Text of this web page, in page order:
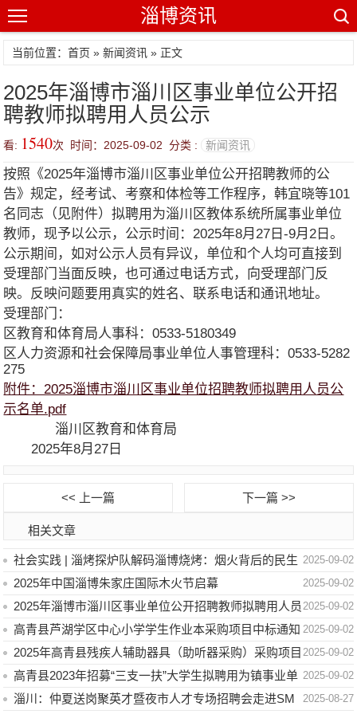
淄博资讯
当前位置：首页 »新闻资讯 » 正文
2025年淄博市淄川区事业单位公开招
聘教师拟聘用人员公示
看: 1540次 时间：2025-09-02 分类 : 新闻资讯
按照《2025年淄博市淄川区事业单位公开招聘教师的公
告》规定，经考试、考察和体检等工作程序，韩宜晓等101
名同志（见附件）拟聘用为淄川区教体系统所属事业单位
教师，现予以公示，公示时间：2025年8月27日-9月2日。
公示期间，如对公示人员有异议，单位和个人均可直接到
受理部门当面反映，也可通过电话方式，向受理部门反
映。反映问题要用真实的姓名、联系电话和通讯地址。
受理部门：
区教育和体育局人事科：0533-5180349
区人力资源和社会保障局事业单位人事管理科：0533-5282
275
附件：2025淄博市淄川区事业单位招聘教师拟聘用人员公
示名单.pdf
淄川区教育和体育局
2025年8月27日
<< 上一篇 下一篇 >>
相关文章
2025-09-02
社会实践 | 淄烤探炉队解码淄博烧烤：烟火背后的民生
密码
2025-09-02
2025年中国淄博朱家庄国际木火节启幕
2025-09-02
2025年淄博市淄川区事业单位公开招聘教师拟聘用人员
公示
2025-09-02
高青县芦湖学区中心小学学生作业本采购项目中标通知
书
2025-09-02
2025年高青县残疾人辅助器具（助听器采购）采购项目
中标（成交）公告
2025-09-02
高青县2023年招募“三支一扶”大学生拟聘用为镇事业单
位工作人员公示
2025-08-27
淄川：仲夏送岗聚英才暨夜市人才专场招聘会走进SM